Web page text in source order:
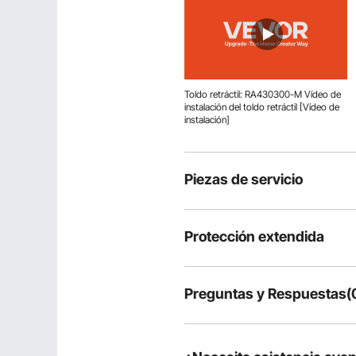
Toldo retráctil: RA430300-M Vídeo de
instalación del toldo retráctil [Vídeo de
instalación]
Piezas de servicio
Protección extendida
Preguntas y
¿Es duradero el producto?